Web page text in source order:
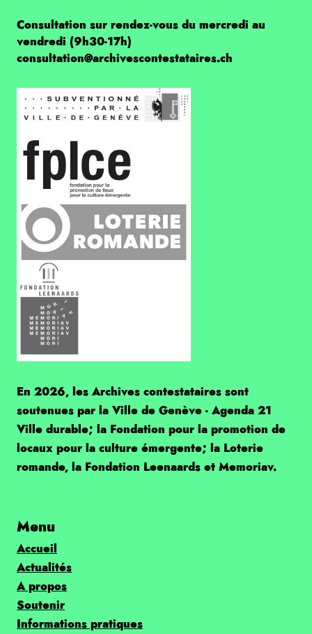
Consultation sur rendez-vous du mercredi au
vendredi (9h30-17h)
consultation@archivescontestataires.ch
En 2026, les Archives contestataires sont
soutenues par la Ville de Genève - Agenda 21
Ville durable; la Fondation pour la promotion de
locaux pour la culture émergente; la Loterie
romande, la Fondation Leenaards et Memoriav.
Menu
Accueil
Actualités
A propos
Soutenir
Informations pratiques